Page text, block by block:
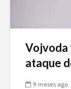
Vojvoda
ataque
9 meses ago